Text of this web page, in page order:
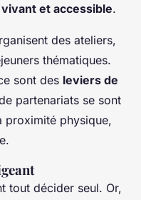
et accessible.
des ateliers,
thématiques.
sont des leviers de
partenariats se sont
proximité physique,
tout décider seul. Or,